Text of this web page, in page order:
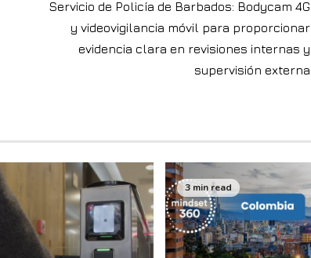
Servicio de Policía de Barbados: Bodycam 4G
y videovigilancia móvil para proporcionar
evidencia clara en revisiones internas y
supervisión externa
3 min read